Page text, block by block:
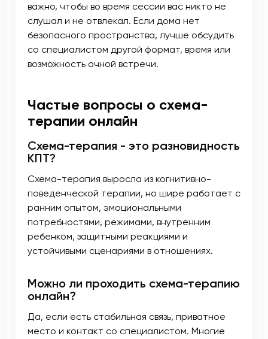
важно, чтобы во время сессии вас никто не
слушал и не отвлекал. Если дома нет
безопасного пространства, лучше обсудить
со специалистом другой формат, время или
возможность очной встречи.
Частые вопросы о схема-
терапии онлайн
Схема-терапия - это разновидность
КПТ?
Схема-терапия выросла из когнитивно-
поведенческой терапии, но шире работает с
ранним опытом, эмоциональными
потребностями, режимами, внутренним
ребенком, защитными реакциями и
устойчивыми сценариями в отношениях.
Можно ли проходить схема-терапию
онлайн?
Да, если есть стабильная связь, приватное
место и контакт со специалистом. Многие